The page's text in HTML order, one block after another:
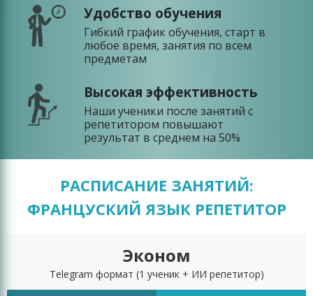
Удобство обучения
Гибкий график обучения, старт в
любое время, занятия по всем
предметам
Высокая эффективность
Наши ученики после занятий с
репетитором повышают
результат в среднем на 50%
РАСПИСАНИЕ ЗАНЯТИЙ:
ФРАНЦУСКИЙ ЯЗЫК РЕПЕТИТОР
Эконом
Telegram формат (1 ученик + ИИ репетитор)